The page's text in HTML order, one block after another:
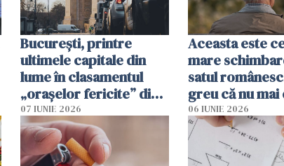
București, printre
ultimele capitale din
lume în clasamentul
„orașelor fericite” din
2026
07 IUNIE 2026
Aceasta este
mare
satul
greu că nu mai
pe-aici, prin
06 IUNIE 2026